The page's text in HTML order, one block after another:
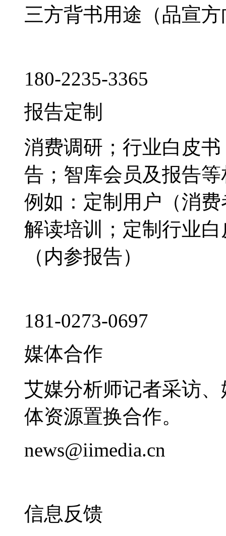
三方背书用途（品宣
180-2235-3365
报告定制
消费调研；行业白皮
告；智库会员及报告
例如：定制用户（消
解读培训；定制行业
（内参报告）
181-0273-0697
媒体合作
艾媒分析师记者采访
体资源置换合作。
news@iimedia.cn
信息反馈